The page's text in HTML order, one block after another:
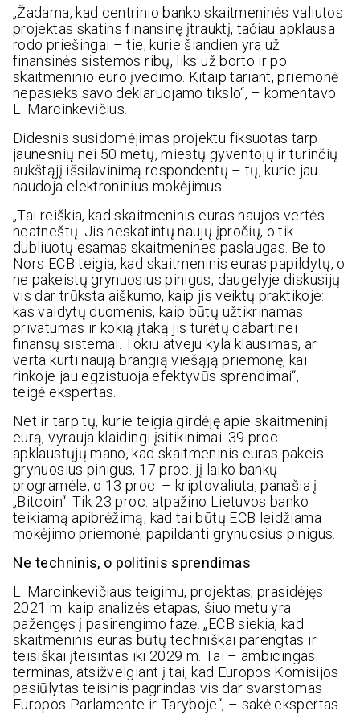
„Žadama, kad centrinio banko skaitmeninės valiutos
projektas skatins finansinę įtrauktį, tačiau apklausa
rodo priešingai – tie, kurie šiandien yra už
finansinės sistemos ribų, liks už borto ir po
skaitmeninio euro įvedimo. Kitaip tariant, priemonė
nepasieks savo deklaruojamo tikslo“, – komentavo
L. Marcinkevičius.
Didesnis susidomėjimas projektu fiksuotas tarp
jaunesnių nei 50 metų, miestų gyventojų ir turinčių
aukštąjį išsilavinimą respondentų – tų, kurie jau
naudoja elektroninius mokėjimus.
„Tai reiškia, kad skaitmeninis euras naujos vertės
neatneštų. Jis neskatintų naujų įpročių, o tik
dubliuotų esamas skaitmenines paslaugas. Be to
Nors ECB teigia, kad skaitmeninis euras papildytų, o
ne pakeistų grynuosius pinigus, daugelyje diskusijų
vis dar trūksta aiškumo, kaip jis veiktų praktikoje:
kas valdytų duomenis, kaip būtų užtikrinamas
privatumas ir kokią įtaką jis turėtų dabartinei
finansų sistemai. Tokiu atveju kyla klausimas, ar
verta kurti naują brangią viešąją priemonę, kai
rinkoje jau egzistuoja efektyvūs sprendimai“, –
teigė ekspertas.
Net ir tarp tų, kurie teigia girdėję apie skaitmeninį
eurą, vyrauja klaidingi įsitikinimai. 39 proc.
apklaustųjų mano, kad skaitmeninis euras pakeis
grynuosius pinigus, 17 proc. jį laiko bankų
programėle, o 13 proc. – kriptovaliuta, panašia į
„Bitcoin“. Tik 23 proc. atpažino Lietuvos banko
teikiamą apibrėžimą, kad tai būtų ECB leidžiama
mokėjimo priemonė, papildanti grynuosius pinigus.
Ne techninis, o politinis sprendimas
L. Marcinkevičiaus teigimu, projektas, prasidėjęs
2021 m. kaip analizės etapas, šiuo metu yra
pažengęs į pasirengimo fazę. „ECB siekia, kad
skaitmeninis euras būtų techniškai parengtas ir
teisiškai įteisintas iki 2029 m. Tai – ambicingas
terminas, atsižvelgiant į tai, kad Europos Komisijos
pasiūlytas teisinis pagrindas vis dar svarstomas
Europos Parlamente ir Taryboje“, – sakė ekspertas.